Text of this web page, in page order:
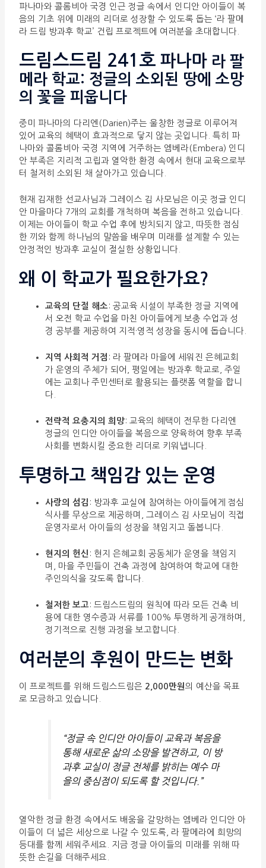
파나마와 콜롬비아 국경 인근 정글 속에서 인디안 아이들이 복
음의 기초 위에 미래의 리더로 성장할 수 있도록 돕는 ‘라 팔메
라 드림 방과후 학교’ 건립 프로젝트에 여러분을 초대합니다.
드림스드림 241호파나마 라 팔
메라 학교: 정글의 소외된 땅에 소망
의 꽃을 피웁니다
중미 파나마의 다리엔(Darien)주는 울창한 정글로 이루어져
있어 교육의 혜택이 효과적으로 닿지 않는 곳입니다. 특히 파
나마와 콜롬비아 국경 지역에 거주하는 엠베라(Embera) 인디
안 부족은 지리적 고립과 열악한 환경 속에서 현대 교육으로부
터 철저히 소외된 채 살아가고 있습니다.
현재 김재한 선교사님과 그레이스 김 사모님은 이곳 정글 인디
안 마을마다 7개의 교회를 개척하며 복음을 전하고 있습니다.
이제는 아이들이 학교 수업 후에 방치되지 않고, 따뜻한 점심
한 끼와 함께 하나님의 말씀을 배우며 미래를 설계할 수 있는
안정적인 방과후 교실이 절실한 상황입니다.
왜 이 학교가 필요한가요?
교육의 단절 해소 : 공교육 시설이 부족한 정글 지역에
서 오전 학교 수업을 마친 아이들에게 보충 수업과 성
경 공부를 제공하여 지적·영적 성장을 동시에 돕습니다.
지역 사회적 거점 : 라 팔메라 마을에 세워진 은혜교회
가 운영의 주체가 되어, 평일에는 방과후 학교로, 주일
에는 교회나 주민센터로 활용되는 플랫폼 역할을 합니
다.
전략적 요충지의 희망: 교육의 혜택이 전무한 다리엔
정글의 인디안 아이들을 복음으로 양육하여 향후 부족
사회를 변화시킬 중요한 리더로 키워냅니다.
투명하고 책임감 있는 운영
사랑의 섬김 : 방과후 교실에 참여하는 아이들에게 점심
식사를 무상으로 제공하며, 그레이스 김 사모님이 직접
운영자로서 아이들의 성장을 책임지고 돌봅니다.
현지의 헌신 : 현지 은혜교회 공동체가 운영을 책임지
며, 마을 주민들이 건축 과정에 참여하여 학교에 대한
주인의식을 갖도록 합니다.
철저한 보고 : 드림스드림의 원칙에 따라 모든 건축 비
용에 대한 영수증과 서류를 100% 투명하게 공개하며,
정기적으로 진행 과정을 보고합니다.
여러분의 후원이 만드는 변화
이 프로젝트를 위해 드림스드림은 2,000만원의 예산을 목표
로 모금하고 있습니다.
“정글 속 인디안 아이들이 교육과 복음을
통해 새로운 삶의 소망을 발견하고, 이 방
과후 교실이 정글 전체를 밝히는 예수 마
을의 중심점이 되도록 할 것입니다.”
열악한 정글 환경 속에서도 배움을 갈망하는 엠베라 인디안 아
이들이 더 넓은 세상으로 나갈 수 있도록, 라 팔메라에 희망의
등대를 함께 세워주세요. 지금 정글 아이들의 미래를 위해 따
뜻한 손길을 더해주세요.